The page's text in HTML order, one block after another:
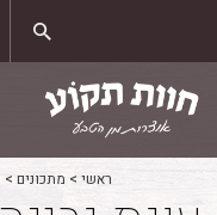
content
ראשי > מתכונים >